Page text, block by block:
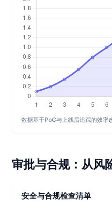
数据基于PoC与上线后追踪的效率
审批与合规：从风
安全与合规检查清单